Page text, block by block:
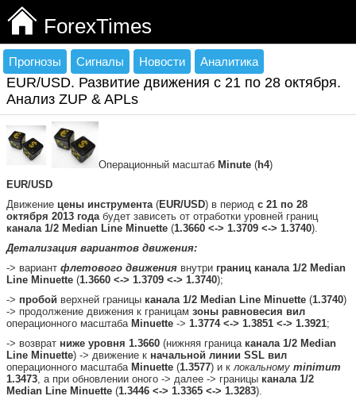
ForexTimes
Прогнозы Сигналы Новости Аналитика
EUR/USD. Развитие движения c 21 по 28 октября.
Анализ ZUP & APLs
Операционный масштаб Minute (h4)
EUR/USD
Движение цены инструмента(EUR/USD) в период с 21 по 28
октября 2013 годабудет зависеть от отработки уровней границ
канала 1/2 Median Line Minuette (1.3660 <-> 1.3709 <-> 1.3740).
Детализация вариантов движения:
-> вариант флетового движения внутри границ канала 1/2 Median
Line Minuette (1.3660 <-> 1.3709 <-> 1.3740);
-> пробой верхней границы канала 1/2 Median Line Minuette (1.3740)
-> продолжение движения к границам зоны равновесия вил
операционного масштаба Minuette -> 1.3774 <-> 1.3851 <-> 1.3921;
-> возврат ниже уровня 1.3660 (нижняя граница канала 1/2 Median
Line Minuette) -> движение к начальной линии SSL вил
операционного масштаба Minuette (1.3577) и клокальному minimum
1.3473, а при обновлении оного -> далее -> границы канала 1/2
Median Line Minuette (1.3446 <-> 1.3365 <-> 1.3283).